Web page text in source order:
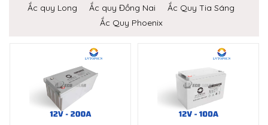
Ắc quy Long
Ắc quy Đồng Nai
Ắc Quy Tia Sáng
Ắc Quy Phoenix